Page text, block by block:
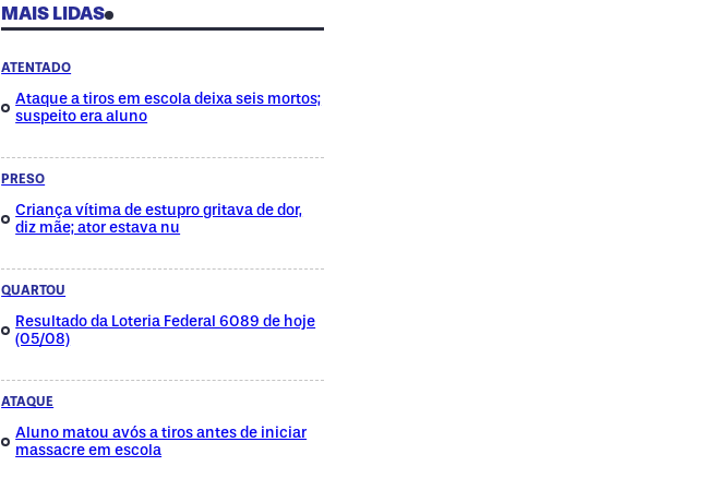
MAIS LIDAS
ATENTADO
Ataque a tiros em escola deixa seis mortos;
suspeito era aluno
PRESO
Criança vítima de estupro gritava de dor,
diz mãe; ator estava nu
QUARTOU
Resultado da Loteria Federal 6089 de hoje
(05/08)
ATAQUE
Aluno matou avós a tiros antes de iniciar
massacre em escola